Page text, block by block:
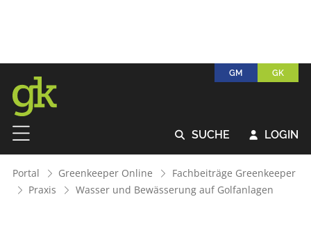
GM GK
 SUCHE  LOGIN
Portal Greenkeeper Online
Fachbeiträge Greenkeeper
Praxis
Wasser und Bewässerung auf Golfanlagen